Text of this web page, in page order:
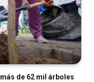
de 62 mil árboles